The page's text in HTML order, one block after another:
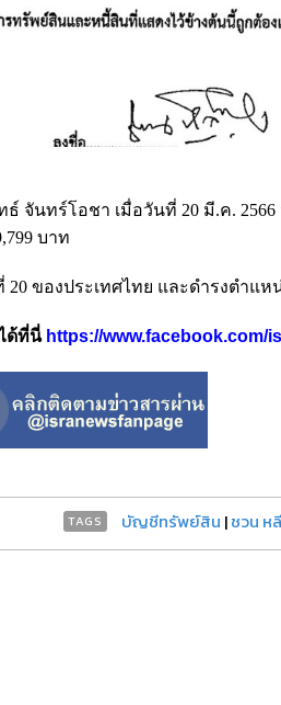
จันทร์โอชา เมื่อวันที่ 20 มี.ค.
บาท
ของประเทศไทย และดำรงตำแห
ด้ที่นี่ https://www.facebook.com/
TAGS บัญชีทรัพย์สิน |ชวน ห